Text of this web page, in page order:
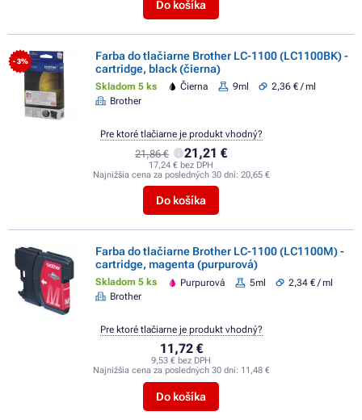
Do košíka
- 3%
Farba do tlačiarne Brother LC-1100 (LC1100BK) -
cartridge, black (čierna)
Skladom 5 ks Čierna 9ml
2,36 € / ml
Brother
21,86 € 21,21 €
17,24 € bez DPH
Najnižšia cena za posledných 30 dní: 20,65 €
Do košíka
Pre ktoré tlačiarne je produkt vhodný?
Farba do tlačiarne Brother LC-1100 (LC1100M) -
cartridge, magenta (purpurová)
Skladom 5 ks Purpurová 5ml
2,34 € / ml
Brother
11,72 €
9,53 € bez DPH
Najnižšia cena za posledných 30 dní: 11,48 €
Do košíka
Pre ktoré tlačiarne je produkt vhodný?